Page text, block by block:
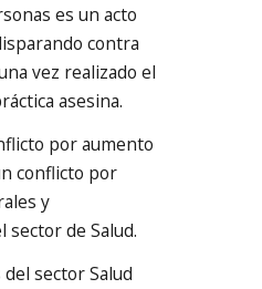
es un acto
contra
vez realizado el
asesina.
por aumento
conflicto por
y
de Salud.
sector Salud